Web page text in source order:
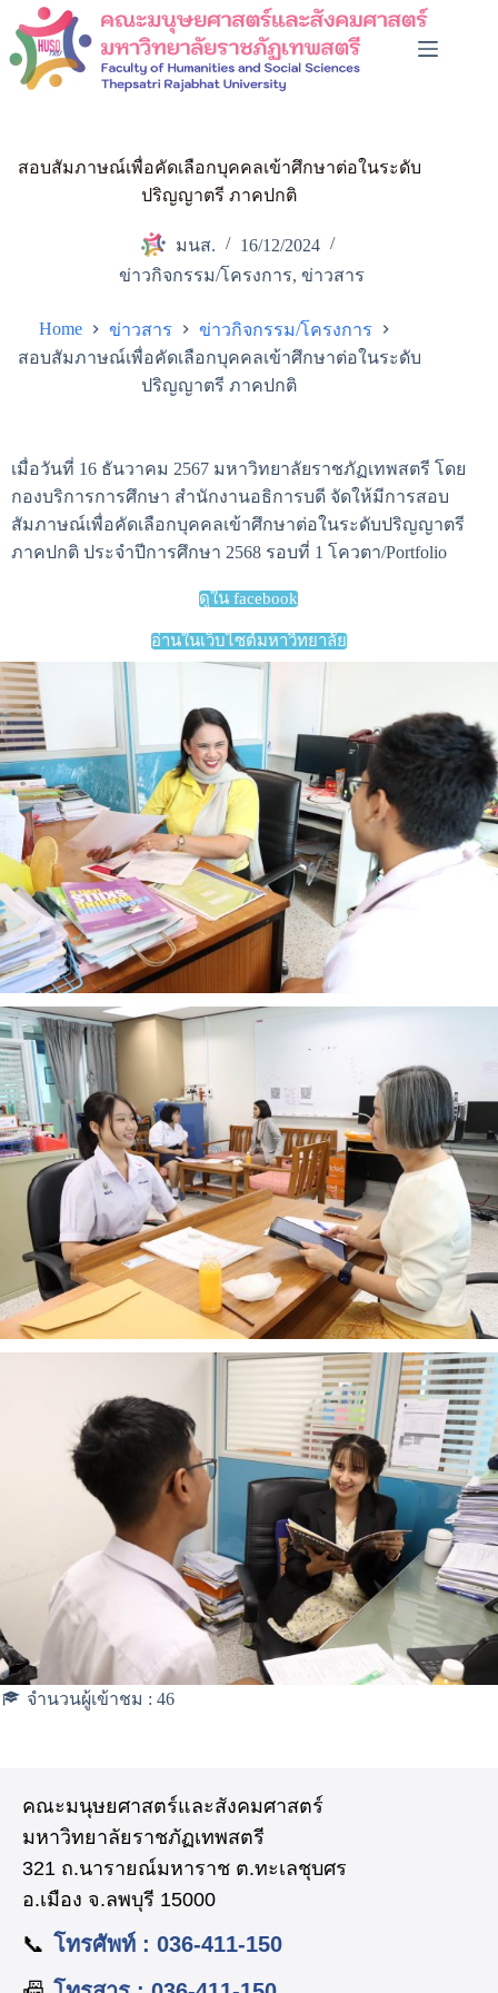
สอบสัมภาษณ์เพื่อคัดเลือกบุคคลเข้าศึกษาต่อในระดับ
ปริญญาตรี ภาคปกติ
มนส.
16/12/2024
ข่าวกิจกรรม/โครงการ, ข่าวสาร
Home ข่าวสาร
ข่าวกิจกรรม/โครงการ
สอบสัมภาษณ์เพื่อคัดเลือกบุคคลเข้าศึกษาต่อในระดับ
ปริญญาตรี ภาคปกติ
เมื่อวันที่ 16 ธันวาคม 2567 มหาวิทยาลัยราชภัฏเทพสตรี โดย
กองบริการการศึกษา สำนักงานอธิการบดี จัดให้มีการสอบ
สัมภาษณ์เพื่อคัดเลือกบุคคลเข้าศึกษาต่อในระดับปริญญาตรี
ภาคปกติ ประจำปีการศึกษา 2568 รอบที่ 1 โควตา/Portfolio
ดูใน facebook
อ่านในเว็บไซต์มหาวิทยาลัย
จำนวนผู้เข้าชม : 46
คณะมนุษยศาสตร์และสังคมศาสตร์
มหาวิทยาลัยราชภัฏเทพสตรี
321 ถ.นารายณ์มหาราช ต.ทะเลชุบศร
อ.เมือง จ.ลพบุรี 15000
📞 โทรศัพท์ : 036-411-150